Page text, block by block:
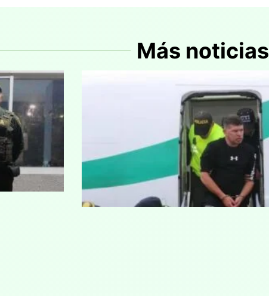
Más noticias